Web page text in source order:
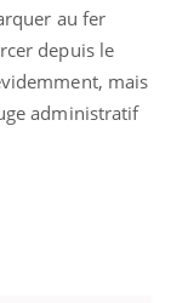
au fer
depuis le
mais
administratif